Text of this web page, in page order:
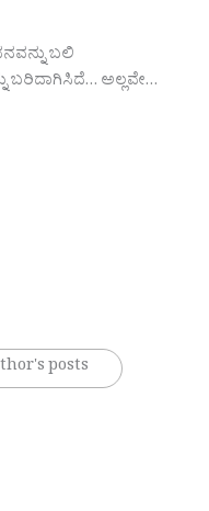
ಬಲಿ
ಬರಿದಾಗಿಸಿದೆ… ಅಲ್ಲವೇ…
posts